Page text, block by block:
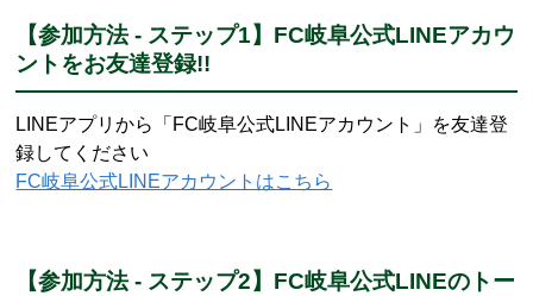
【参加方法 - ステップ1】FC岐阜公式LINEアカウ
ントをお友達登録!!
LINEアプリから「FC岐阜公式LINEアカウント」を友達登
録してください
FC岐阜公式LINEアカウントはこちら
【参加方法 - ステップ2】FC岐阜公式LINEのトー